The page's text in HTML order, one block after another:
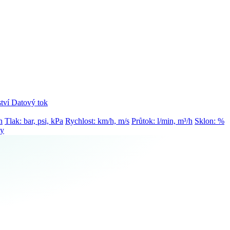
Datový tok
Tlak: bar, psi, kPa Rychlost: km/h, m/s Průtok: l/min, m³/h Sklon: %